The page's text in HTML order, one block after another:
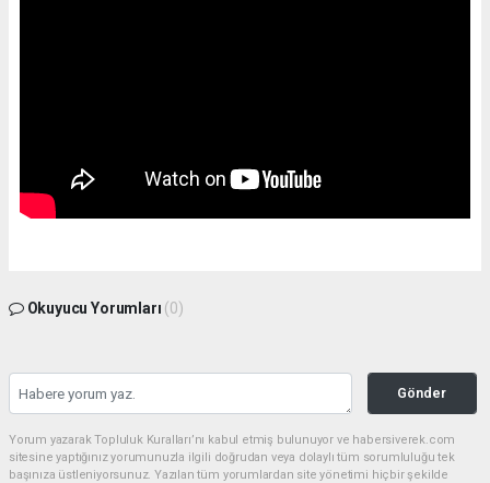
Okuyucu Yorumları (0)
Gönder
Yorum yazarak Topluluk Kuralları’nı kabul etmiş bulunuyor ve habersiverek.com
sitesine yaptığınız yorumunuzla ilgili doğrudan veya dolaylı tüm sorumluluğu tek
başınıza üstleniyorsunuz. Yazılan tüm yorumlardan site yönetimi hiçbir şekilde